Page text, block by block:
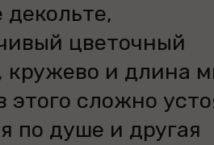
декольте,
цветочный
кружево и длина
этого сложно
по душе и другая